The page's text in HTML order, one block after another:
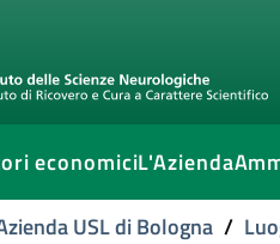
economiciL'Azienda
USL di Bologna /